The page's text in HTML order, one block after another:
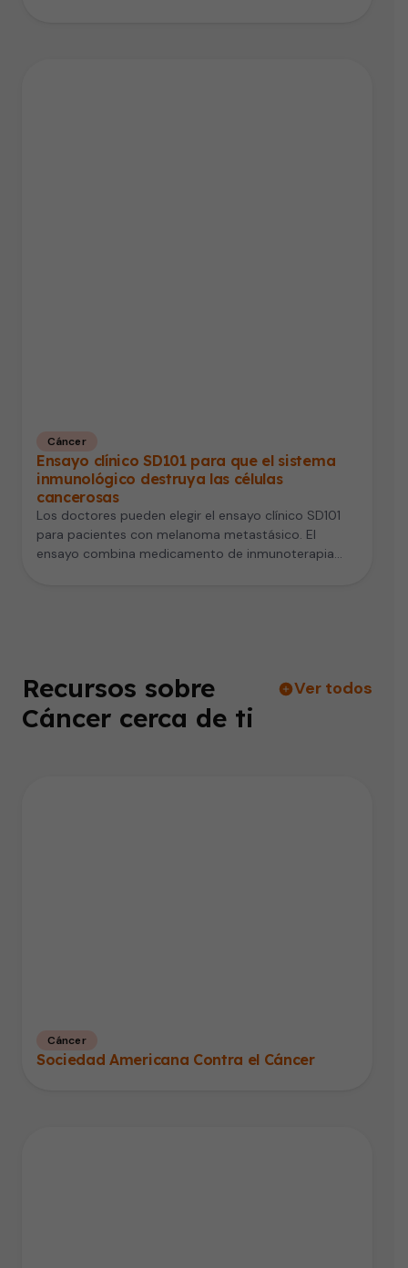
Cáncer
Ensayo clínico SD101 para que el sistema
inmunológico destruya las células
cancerosas
Los doctores pueden elegir el ensayo clínico SD101
para pacientes con melanoma metastásico. El
ensayo combina medicamento de inmunoterapia
Recursos sobre
Cáncer cerca de ti
Ver todos
Cáncer
Sociedad Americana Contra el Cáncer